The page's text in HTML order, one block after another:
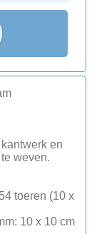
en
weven.
toeren (10 x
10 x 10 cm